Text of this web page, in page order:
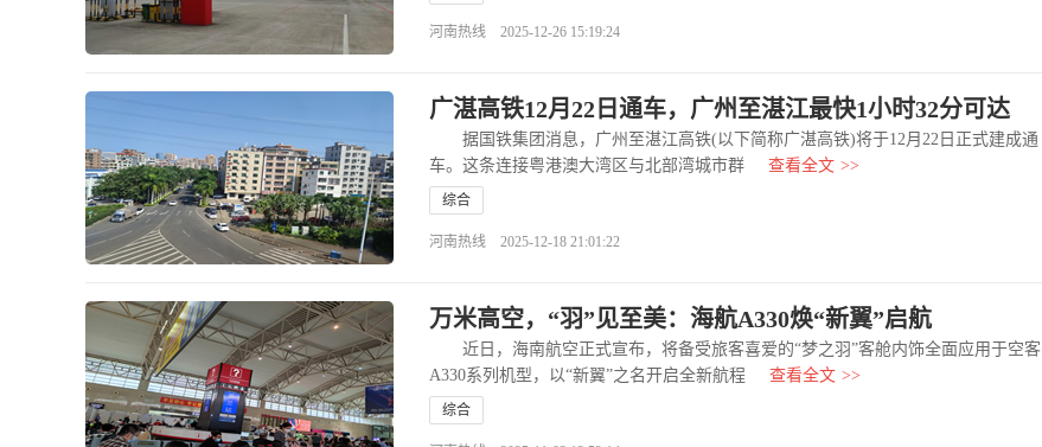
河南热线 2025-12-26 15:19:24
广湛高铁12月22日通车，广州至湛江最快1小时32分可达
据国铁集团消息，广州至湛江高铁(以下简称广湛高铁)将于12月22日正式建成通
车。这条连接粤港澳大湾区与北部湾城市群
查看全文 >>
综合
河南热线 2025-12-18 21:01:22
万米高空，“羽”见至美：海航A330焕“新翼”启航
近日，海南航空正式宣布，将备受旅客喜爱的“梦之羽”客舱内饰全面应用于空客
A330系列机型，以“新翼”之名开启全新航程
查看全文 >>
综合